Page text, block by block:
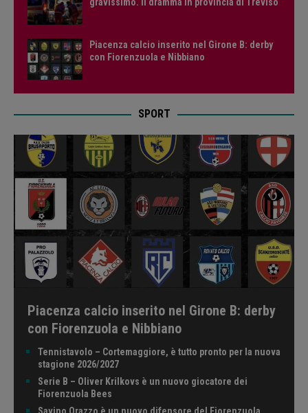
Piacenza calcio inserito nel Girone B: derby
con Fiorenzuola e Nibbiano
SPORT
Piacenza calcio inserito nel Girone B: derby
con Fiorenzuola e Nibbiano
Tennistavolo – Cortemaggiore, è tutto pronto per la nuova
stagione 2026/2027
Serie B – Oliver Krilkovs è un nuovo giocatore dei
Fiorenzuola Bees